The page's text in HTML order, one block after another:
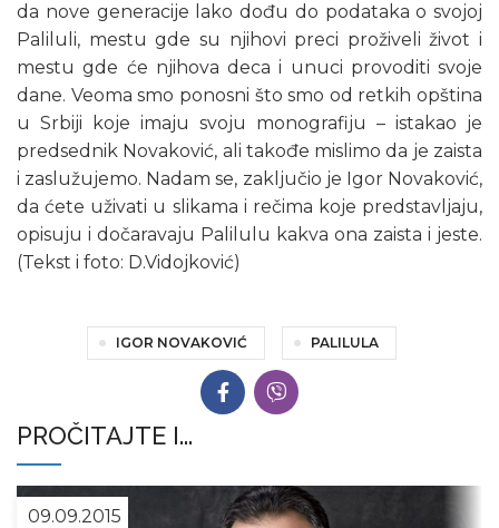
da nove generacije lako dođu do podataka o svojoj
Paliluli, mestu gde su njihovi preci proživeli život i
mestu gde će njihova deca i unuci provoditi svoje
dane. Veoma smo ponosni što smo od retkih opština
u Srbiji koje imaju svoju monografiju – istakao je
predsednik Novaković, ali takođe mislimo da je zaista
i zaslužujemo. Nadam se, zaključio je Igor Novaković,
da ćete uživati u slikama i rečima koje predstavljaju,
opisuju i dočaravaju Palilulu kakva ona zaista i jeste.
(Tekst i foto: D.Vidojković)
IGOR NOVAKOVIĆ PALILULA
PROČITAJTE I...
09.09.2015